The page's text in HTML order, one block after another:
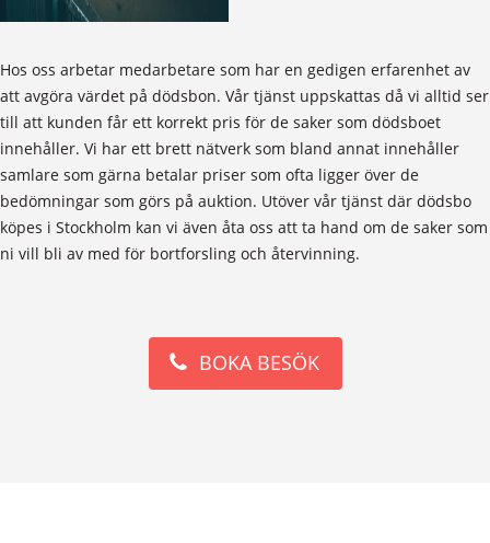
Hos oss arbetar medarbetare som har en gedigen erfarenhet av
att avgöra värdet på dödsbon. Vår tjänst uppskattas då vi alltid ser
till att kunden får ett korrekt pris för de saker som dödsboet
innehåller. Vi har ett brett nätverk som bland annat innehåller
samlare som gärna betalar priser som ofta ligger över de
bedömningar som görs på auktion. Utöver vår tjänst där dödsbo
köpes i Stockholm kan vi även åta oss att ta hand om de saker som
ni vill bli av med för bortforsling och återvinning.
BOKA BESÖK